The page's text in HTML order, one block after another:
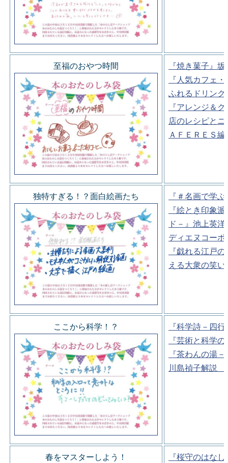
至福のおやつ時間
『焼き菓子』
『人気カフェ
ふれるドリン
『アレンジ＆
店のレシピと
ＡＦＥＲＥＳ
独特すぎる！？面白絵画たち
『＃名画で学
『絵とき印象
ド－』池上英
ディエヌコー
『戯れる江戸
える大衆の笑
ここから科学！？
『科学詩－四
『芸術と科学
『茶わんの湯
川島禎子解説
春をマスターしよう！ 『桜守のはな